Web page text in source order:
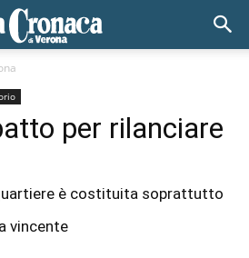
per rilanciare
è costituita soprattutto
vincente